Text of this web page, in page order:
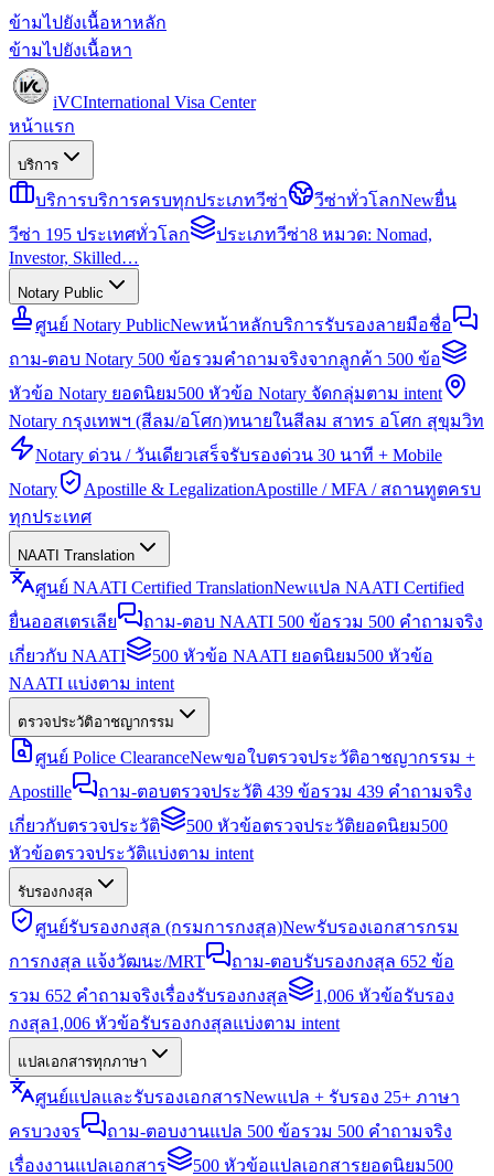
ข้ามไปยังเนื้อหาหลัก
ข้ามไปยังเนื้อหา
iVCInternational Visa Center
หน้าแรก
บริการ
บริการบริการครบทุกประเภทวีซ่า วีซ่าทั่วโลกNewยื่น
วีซ่า 195 ประเทศทั่วโลก
ประเภทวีซ่า8 หมวด: Nomad,
Investor, Skilled…
Notary Public
ศูนย์ Notary PublicNewหน้าหลักบริการรับรองลายมือชื่อ
ถาม-ตอบ Notary 500 ข้อรวมคำถามจริงจากลูกค้า 500 ข้อ
หัวข้อ Notary ยอดนิยม500 หัวข้อ Notary จัดกลุ่มตาม intent
Notary กรุงเทพฯ (สีลม/อโศก)ทนายในสีลม สาทร อโศก สุขุมวิท
Notary ด่วน / วันเดียวเสร็จรับรองด่วน 30 นาที + Mobile
Notary
Apostille & LegalizationApostille / MFA / สถานทูตครบ
ทุกประเทศ
NAATI Translation
ศูนย์ NAATI Certified TranslationNewแปล NAATI Certified
ยื่นออสเตรเลีย
ถาม-ตอบ NAATI 500 ข้อรวม 500 คำถามจริง
เกี่ยวกับ NAATI
500 หัวข้อ NAATI ยอดนิยม500 หัวข้อ
NAATI แบ่งตาม intent
ตรวจประวัติอาชญากรรม
ศูนย์ Police ClearanceNewขอใบตรวจประวัติอาชญากรรม +
Apostille
ถาม-ตอบตรวจประวัติ 439 ข้อรวม 439 คำถามจริง
เกี่ยวกับตรวจประวัติ
500 หัวข้อตรวจประวัติยอดนิยม500
หัวข้อตรวจประวัติแบ่งตาม intent
รับรองกงสุล
ศูนย์รับรองกงสุล (กรมการกงสุล)Newรับรองเอกสารกรม
การกงสุล แจ้งวัฒนะ/MRT
ถาม-ตอบรับรองกงสุล 652 ข้อ
รวม 652 คำถามจริงเรื่องรับรองกงสุล
1,006 หัวข้อรับรอง
กงสุล1,006 หัวข้อรับรองกงสุลแบ่งตาม intent
แปลเอกสารทุกภาษา
ศูนย์แปลและรับรองเอกสารNewแปล + รับรอง 25+ ภาษา
ครบวงจร
ถาม-ตอบงานแปล 500 ข้อรวม 500 คำถามจริง
เรื่องงานแปลเอกสาร
500 หัวข้อแปลเอกสารยอดนิยม500